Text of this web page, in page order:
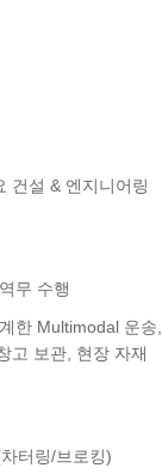
건설 & 엔지니어링
무 수행
한 Multimodal 운송,
고 보관, 현장 자재
터링/브로킹)